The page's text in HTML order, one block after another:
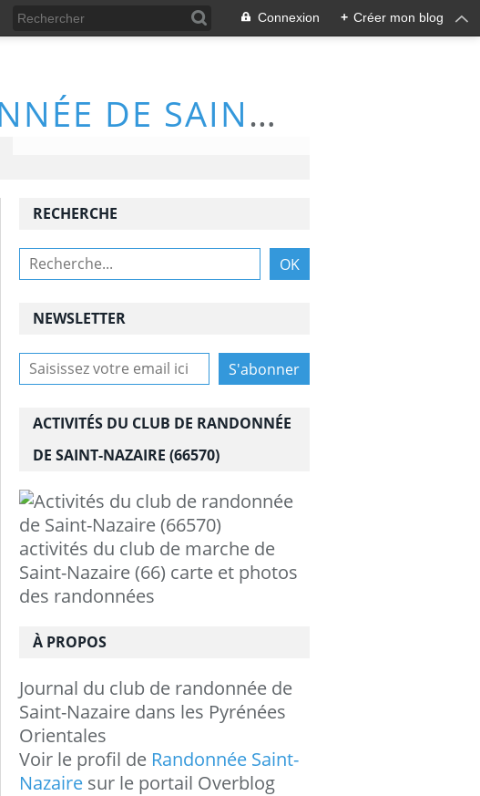
Connexion + Créer mon blog
ACTIVITÉS DU CLUB DE RANDONNÉE DE SAINT-NAZAIRE (66570)
NEWSLETTER
RECHERCHE
ACTIVITÉS DU CLUB DE RANDONNÉE
DE SAINT-NAZAIRE (66570)
activités du club de marche de
Saint-Nazaire (66) carte et photos
des randonnées
À PROPOS
Journal du club de randonnée de
Saint-Nazaire dans les Pyrénées
Orientales
Voir le profil de Randonnée Saint-
Nazaire sur le portail Overblog